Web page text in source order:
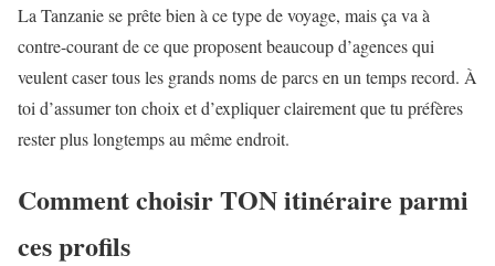
La Tanzanie se prête bien à ce type de voyage, mais ça va à
contre-courant de ce que proposent beaucoup d’agences qui
veulent caser tous les grands noms de parcs en un temps record. À
toi d’assumer ton choix et d’expliquer clairement que tu préfères
rester plus longtemps au même endroit.
Comment choisir TON itinéraire parmi
ces profils